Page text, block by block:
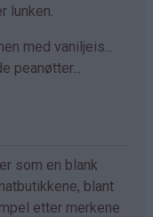
lunken.
med vaniljeis...
peanøtter...
som en blank
blant
etter merkene